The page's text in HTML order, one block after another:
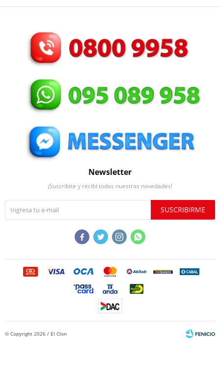
Newsletter
¡Suscribite y recibí todas nuestras novedades!
SUSCRIBIRME
   
© Copyright 2026 / El Clon